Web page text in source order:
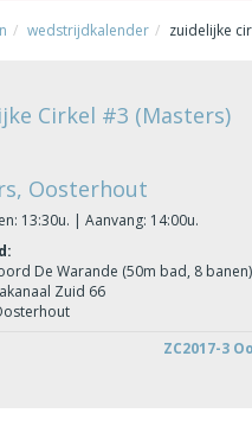
wedstrijdkalender zuidelijke
Cirkel #3 (Masters)
Oosterhout
13:30u. | Aanvang: 14:00u.
De Warande (50m bad, 8 banen)
Zuid 66
ZC2017-3